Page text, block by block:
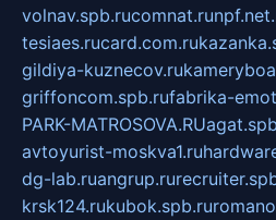
volnav.spb.rucomnat.ru
tesiaes.rucard.com.ru
gildiya-kuznecov.ru
griffoncom.spb.rufabrika-
PARK-MATROSOVA.RU
avtoyurist-moskva1.ru
dg-lab.ruangrup.ru
krsk124.rukubok.spb.ru